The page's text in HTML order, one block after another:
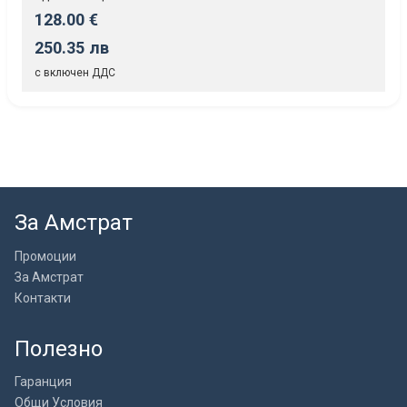
128.00 €
250.35 лв
с включен ДДС
За Амстрат
Промоции
За Амстрат
Контакти
Полезно
Гаранция
Общи Условия